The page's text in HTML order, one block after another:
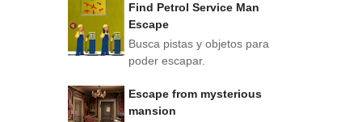
Find Petrol Service Man
Escape
Busca pistas y objetos para
poder escapar.
Escape from mysterious
mansion